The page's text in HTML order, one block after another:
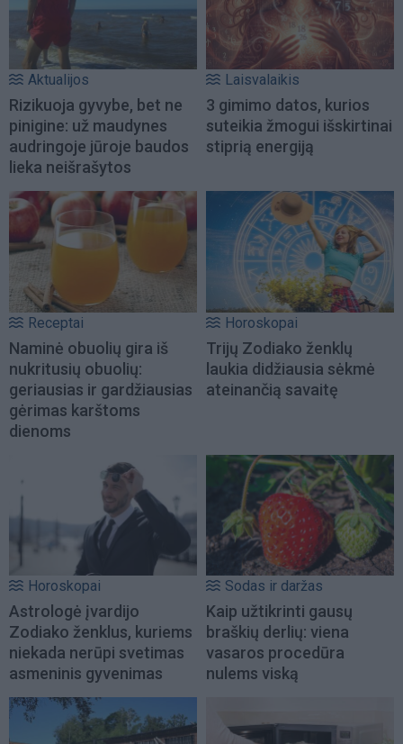
Aktualijos
Rizikuoja gyvybe, bet ne
pinigine: už maudynes
audringoje jūroje baudos
lieka neišrašytos
Laisvalaikis
3 gimimo datos, kurios
suteikia žmogui išskirtinai
stiprią energiją
Receptai
Naminė obuolių gira iš
nukritusių obuolių:
geriausias ir gardžiausias
gėrimas karštoms
dienoms
Horoskopai
Trijų Zodiako ženklų
laukia didžiausia sėkmė
ateinančią savaitę
Horoskopai
Astrologė įvardijo
Zodiako ženklus, kuriems
niekada nerūpi svetimas
asmeninis gyvenimas
Sodas ir daržas
Kaip užtikrinti gausų
braškių derlių: viena
vasaros procedūra
nulems viską